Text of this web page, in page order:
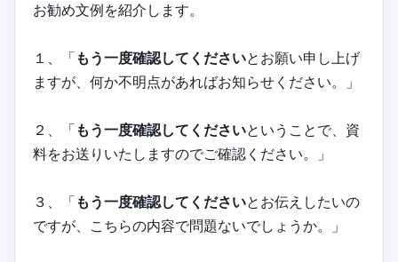
お勧め文例を紹介します。
１、「 もう一度確認してくださいとお願い申し上げ
ますが、何か不明点があればお知らせください。」
２、「 もう一度確認してくださいということで、資
料をお送りいたしますのでご確認ください。」
３、「 もう一度確認してくださいとお伝えしたいの
ですが、こちらの内容で問題ないでしょうか。」